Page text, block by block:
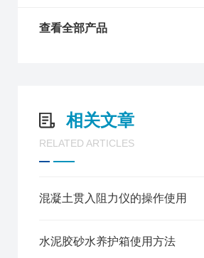
查看全部产品
相关文章
RELATED ARTICLES
混凝土贯入阻力仪的操作使用
水泥胶砂水养护箱使用方法